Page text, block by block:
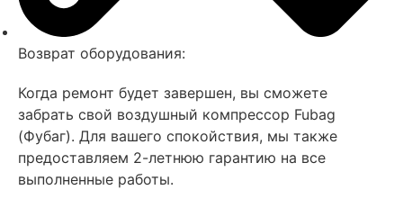
Возврат оборудования:
Когда ремонт будет завершен, вы сможете
забрать свой воздушный компрессор Fubag
(Фубаг). Для вашего спокойствия, мы также
предоставляем 2-летнюю гарантию на все
выполненные работы.